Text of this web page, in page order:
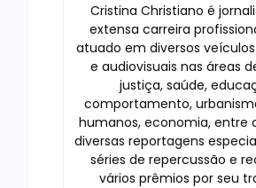
Cristina Christiano é
extensa carreira
atuado em diversos
e audiovisuais nas áreas
justiça, saúde,
comportamento,
humanos, economia, entre
diversas reportagens
séries de repercussão e
vários prêmios por seu